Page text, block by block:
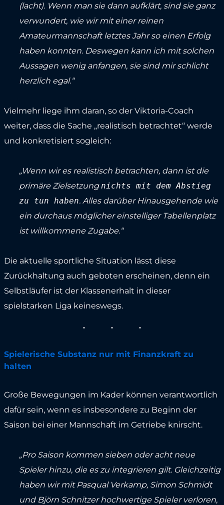
(lacht). Wenn man sie dann aufklärt, sind sie ganz
verwundert, wie wir mit einer reinen
Amateurmannschaft letztes Jahr so einen Erfolg
haben konnten. Deswegen kann ich mit solchen
Aussagen wenig anfangen, sie sind mir schlicht
herzlich egal.“
Vielmehr liege ihm daran, so der Viktoria-Coach
weiter, dass die Sache „realistisch betrachtet“ werde
und konkretisiert sogleich:
„Wenn wir es realistisch betrachten, dann ist die
primäre Zielsetzung nichts mit dem Abstieg
zu tun haben. Alles darüber Hinausgehende wie
ein durchaus möglicher einstelliger Tabellenplatz
ist willkommene Zugabe.“
Die aktuelle sportliche Situation lässt diese
Zurückhaltung auch geboten erscheinen, denn ein
Selbstläufer ist der Klassenerhalt in dieser
spielstarken Liga keineswegs.
Spielerische Substanz nur mit Finanzkraft zu
halten
Große Bewegungen im Kader können verantwortlich
dafür sein, wenn es insbesondere zu Beginn der
Saison bei einer Mannschaft im Getriebe knirscht.
„Pro Saison kommen sieben oder acht neue
Spieler hinzu, die es zu integrieren gilt. Gleichzeitig
haben wir mit Pasqual Verkamp, Simon Schmidt
und Björn Schnitzer hochwertige Spieler verloren,